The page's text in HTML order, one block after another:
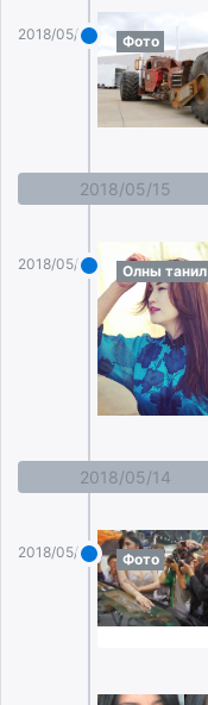
2018/05/16 Фото
2018/05/15
2018/05/15 Олны танил
2018/05/14
2018/05/14 Фото